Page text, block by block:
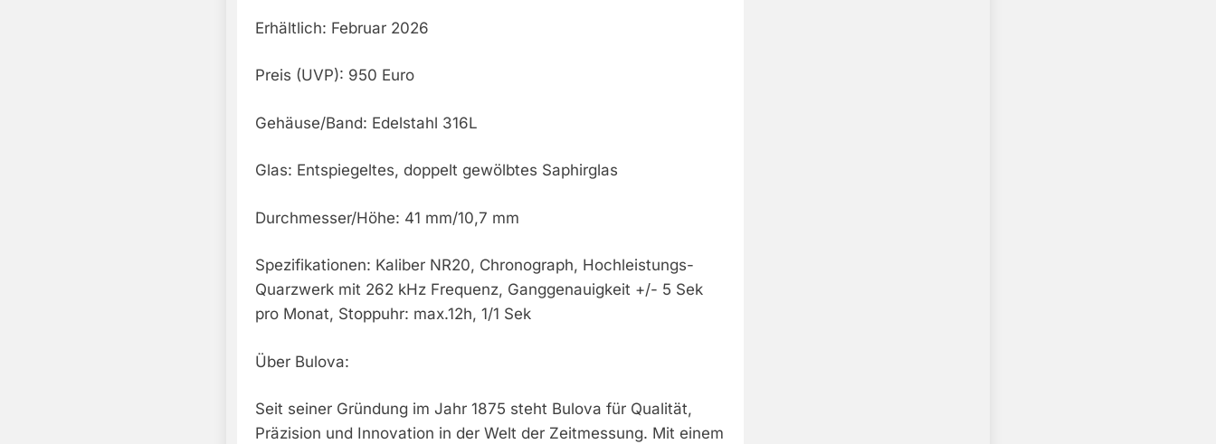
Erhältlich: Februar 2026
Preis (UVP): 950 Euro
Gehäuse/Band: Edelstahl 316L
Glas: Entspiegeltes, doppelt gewölbtes Saphirglas
Durchmesser/Höhe: 41 mm/10,7 mm
Spezifikationen: Kaliber NR20, Chronograph, Hochleistungs-
Quarzwerk mit 262 kHz Frequenz, Ganggenauigkeit +/- 5 Sek
pro Monat, Stoppuhr: max.12h, 1/1 Sek
Über Bulova:
Seit seiner Gründung im Jahr 1875 steht Bulova für Qualität,
Präzision und Innovation in der Welt der Zeitmessung. Mit einem